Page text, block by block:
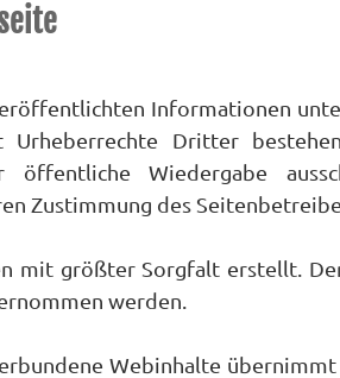
Informationen
Urheberrechte Dritter
öffentliche Wiedergabe
Zustimmung des
mit größter Sorgfalt erstellt.
werden.
Webinhalte